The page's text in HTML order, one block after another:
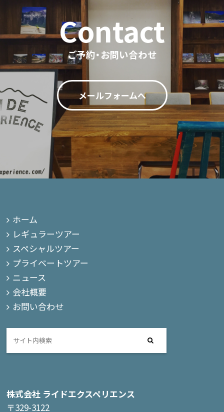
ご予約・お問い合わせ
メールフォームへ
ホーム
レギュラーツアー
スペシャルツアー
プライベートツアー
ニュース
会社概要
お問い合わせ
株式会社 ライドエクスペリエンス
〒329-3122